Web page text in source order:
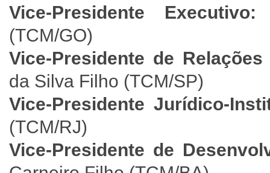
Vice-Presidente
(TCM/GO)
Vice-Presidente de
da Silva Filho (TCM/SP)
Vice-Presidente Jurídico-
(TCM/RJ)
Vice-Presidente de